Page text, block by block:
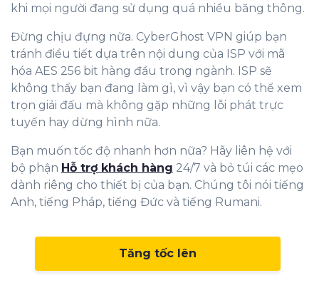
khi mọi người đang sử dụng quá nhiều băng thông.
Đừng chịu đựng nữa. CyberGhost VPN giúp bạn
tránh điều tiết dựa trên nội dung của ISP với mã
hóa AES 256 bit hàng đầu trong ngành. ISP sẽ
không thấy bạn đang làm gì, vì vậy bạn có thể xem
trọn giải đấu mà không gặp những lỗi phát trực
tuyến hay dừng hình nữa.
Bạn muốn tốc độ nhanh hơn nữa? Hãy liên hệ với
bộ phận Hỗ trợ khách hàng 24/7 và bỏ túi các mẹo
dành riêng cho thiết bị của bạn. Chúng tôi nói tiếng
Anh, tiếng Pháp, tiếng Đức và tiếng Rumani.
Tăng tốc lên